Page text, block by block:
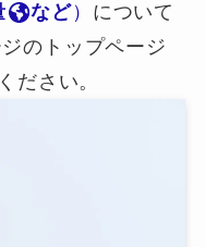
など） について
のトップページ
ださい。